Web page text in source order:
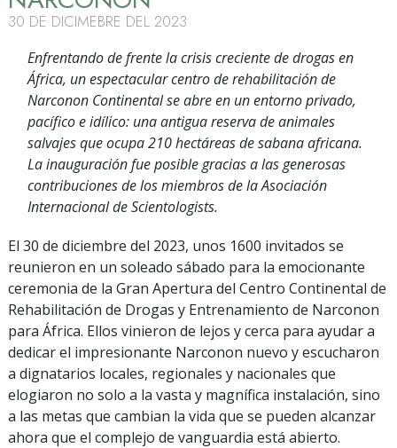
30 DE DICIMEBRE DEL 2023
Enfrentando de frente la crisis creciente de drogas en
África, un espectacular centro de rehabilitación de
Narconon Continental se abre en un entorno privado,
pacífico e idílico: una antigua reserva de animales
salvajes que ocupa 210 hectáreas de sabana africana.
La inauguración fue posible gracias a las generosas
contribuciones de los miembros de la Asociación
Internacional de Scientologists.
El 30 de diciembre del 2023, unos 1600 invitados se
reunieron en un soleado sábado para la emocionante
ceremonia de la Gran Apertura del Centro Continental de
Rehabilitación de Drogas y Entrenamiento de Narconon
para África. Ellos vinieron de lejos y cerca para ayudar a
dedicar el impresionante Narconon nuevo y escucharon
a dignatarios locales, regionales y nacionales que
elogiaron no solo a la vasta y magnífica instalación, sino
a las metas que cambian la vida que se pueden alcanzar
ahora que el complejo de vanguardia está abierto.